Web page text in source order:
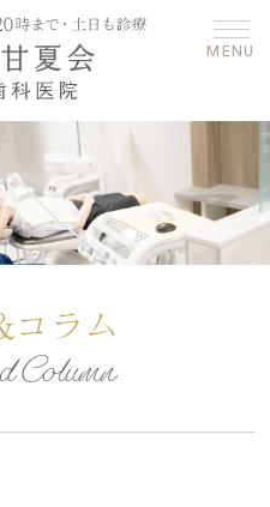
MENU
コラム
Column